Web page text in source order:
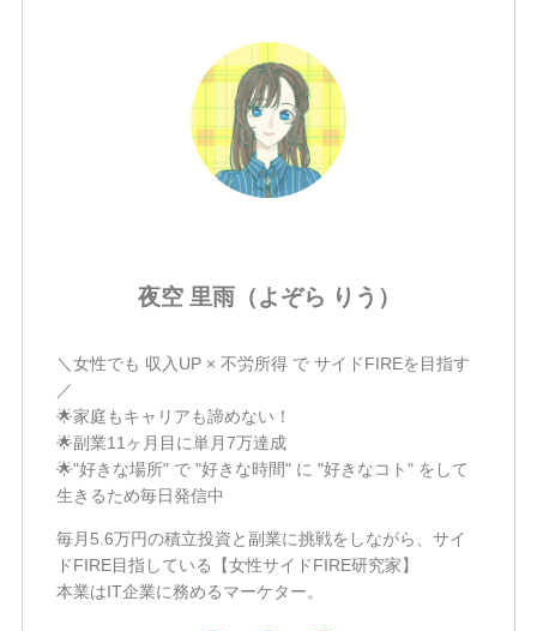
夜空 里雨（よぞら りう）
＼女性でも 収入UP × 不労所得 で サイドFIREを目指す
／
🌟家庭もキャリアも諦めない！
🌟副業11ヶ月目に単月7万達成
🌟"好きな場所" で "好きな時間" に "好きなコト" をして
生きるため毎日発信中
毎月5.6万円の積立投資と副業に挑戦をしながら、サイ
ドFIRE目指している【女性サイドFIRE研究家】
本業はIT企業に務めるマーケター。